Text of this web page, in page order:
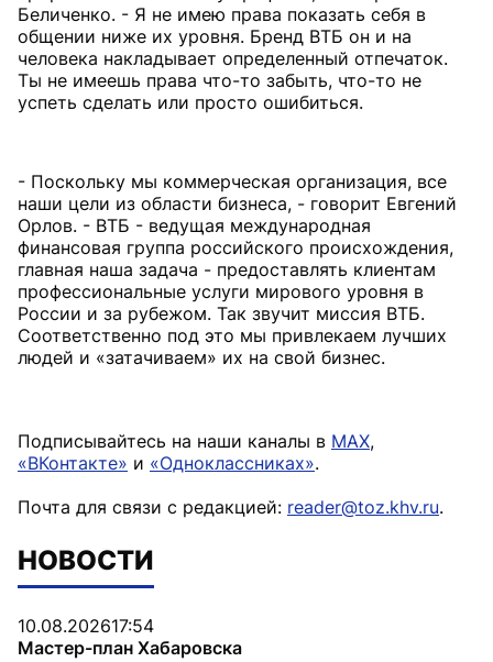
Беличенко. - Я не имею права показать себя в
общении ниже их уровня. Бренд ВТБ он и на
человека накладывает определенный отпечаток.
Ты не имеешь права что-то забыть, что-то не
успеть сделать или просто ошибиться.
- Поскольку мы коммерческая организация, все
наши цели из области бизнеса, - говорит Евгений
Орлов. - ВТБ - ведущая международная
финансовая группа российского происхождения,
главная наша задача - предоставлять клиентам
профессиональные услуги мирового уровня в
России и за рубежом. Так звучит миссия ВТБ.
Соответственно под это мы привлекаем лучших
людей и «затачиваем» их на свой бизнес.
Подписывайтесь на наши каналы в MAX,
«ВКонтакте» и «Одноклассниках».
Почта для связи с редакцией: reader@toz.khv.ru.
НОВОСТИ
10.08.202617:54
Мастер-план Хабаровска